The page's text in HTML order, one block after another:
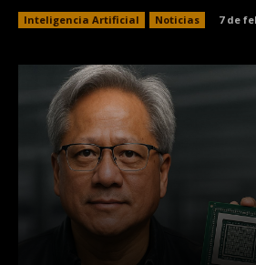
Inteligencia Artificial Noticias 7 de